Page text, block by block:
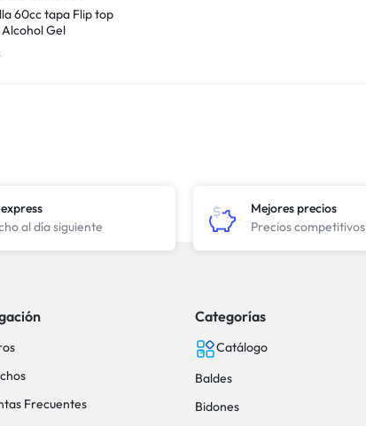
60cc tapa Flip top
Gel
al día siguiente
Mejores precios
Precios competitivos
Frecuentes
Categorías
Catálogo
Baldes
Bidones